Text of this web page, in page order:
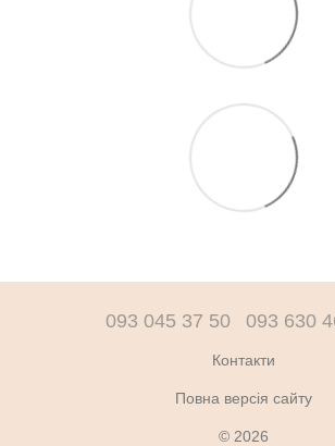
093 045 37 50 093 630
Контакти
Повна версія сайту
© 2026